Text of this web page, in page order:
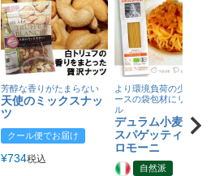
芳醇な香りがたまらない
天使のミックスナッ
ツ
クール便でお届け
¥734税込
より環境負荷の少ない紙
ースの袋包材にリニュー
ル
デュラム小麦 有
スパゲッティ／ジ
ロモーニ
自然派